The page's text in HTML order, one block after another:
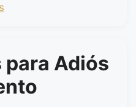
para Adiós